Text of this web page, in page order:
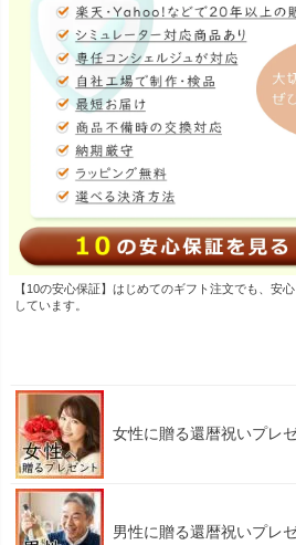
【10の安心保証】はじめてのギフト注文でも、安
しています。
女性に贈る還暦祝いプレ
男性に贈る還暦祝いプレ